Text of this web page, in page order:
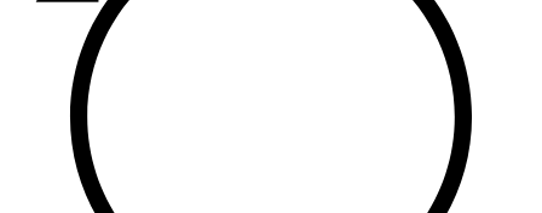
107,1 FM
Балык бистәсе
104,9 FM
Баулы